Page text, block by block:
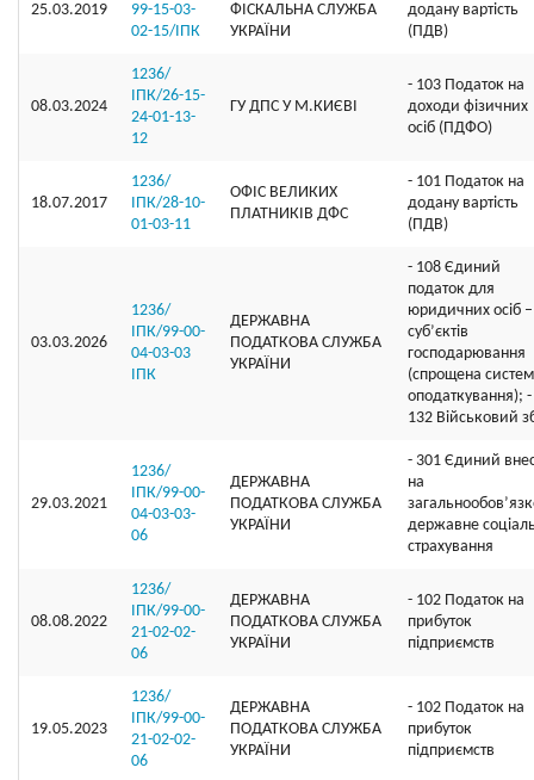
25.03.2019
99-15-03-
02-15/ІПК
ФІСКАЛЬНА СЛУЖБА
УКРАЇНИ
додану вартість
(ПДВ)
08.03.2024
1236/
ІПК/26-15-
24-01-13-
12
ГУ ДПС У М.КИЄВІ
- 103 Податок на
доходи фізичних
осіб (ПДФО)
18.07.2017
1236/
ІПК/28-10-
01-03-11
ОФIС ВЕЛИКИХ
ПЛАТНИКIВ ДФС
- 101 Податок на
додану вартість
(ПДВ)
03.03.2026
1236/
ІПК/99-00-
04-03-03
ІПК
ДЕРЖАВНА
ПОДАТКОВА СЛУЖБА
УКРАЇНИ
- 108 Єдиний
податок для
юридичних осіб –
суб’єктів
господарювання
(спрощена
оподаткування); -
132 Військовий
29.03.2021
1236/
ІПК/99-00-
04-03-03-
06
ДЕРЖАВНА
ПОДАТКОВА СЛУЖБА
УКРАЇНИ
- 301 Єдиний
на
державне
страхування
08.08.2022
1236/
ІПК/99-00-
21-02-02-
06
ДЕРЖАВНА
ПОДАТКОВА СЛУЖБА
УКРАЇНИ
- 102 Податок на
прибуток
підприємств
19.05.2023
1236/
ІПК/99-00-
21-02-02-
06
ДЕРЖАВНА
ПОДАТКОВА СЛУЖБА
УКРАЇНИ
- 102 Податок на
прибуток
підприємств